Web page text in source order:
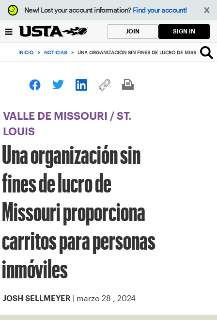
Enfoque
desde
botón
volver
principio
New!Lost your account information? Find your account!
JOIN SIGN IN
INICIO > NOTICIAS > UNA ORGANIZACIÓN SIN FINES DE LUCRO DE MISSOURI
VALLE DE MISSOURI / ST.
LOUIS
Una organización sin
fines de lucro de
Missouri proporciona
carritos para personas
inmóviles
JOSH SELLMEYER | marzo 28 , 2024